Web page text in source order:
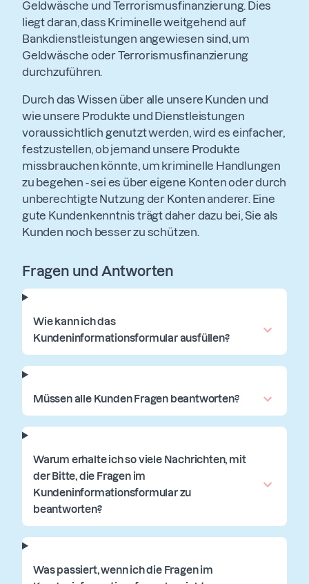
Geldwäsche und Terrorismusfinanzierung. Dies
liegt daran, dass Kriminelle weitgehend auf
Bankdienstleistungen angewiesen sind, um
Geldwäsche oder Terrorismusfinanzierung
durchzuführen.
Durch das Wissen über alle unsere Kunden und
wie unsere Produkte und Dienstleistungen
voraussichtlich genutzt werden, wird es einfacher,
festzustellen, ob jemand unsere Produkte
missbrauchen könnte, um kriminelle Handlungen
zu begehen - sei es über eigene Konten oder durch
unberechtigte Nutzung der Konten anderer. Eine
gute Kundenkenntnis trägt daher dazu bei, Sie als
Kunden noch besser zu schützen.
Fragen und Antworten
Wie kann ich das
Kundeninformationsformular ausfüllen?
Müssen alle Kunden Fragen beantworten?
Warum erhalte ich so viele Nachrichten, mit
der Bitte, die Fragen im
Kundeninformationsformular zu
beantworten?
Was passiert, wenn ich die Fragen im